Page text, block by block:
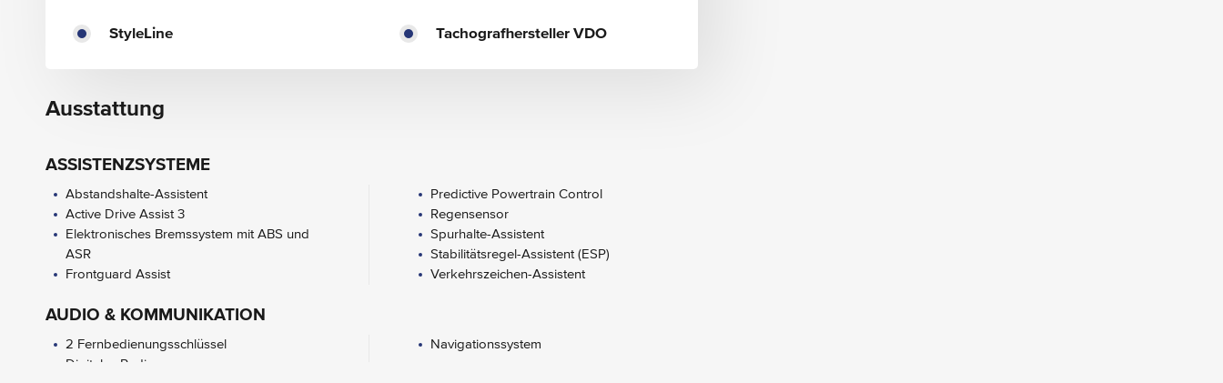
StyleLine Tachografhersteller VDO
Ausstattung
ASSISTENZSYSTEME
Abstandshalte-Assistent
Active Drive Assist 3
Elektronisches Bremssystem mit ABS und
ASR
Frontguard Assist
Predictive Powertrain Control
Regensensor
Spurhalte-Assistent
Stabilitätsregel-Assistent (ESP)
Verkehrszeichen-Assistent
AUDIO & KOMMUNIKATION
2 Fernbedienungsschlüssel
Digitales Radio
Navigationssystem